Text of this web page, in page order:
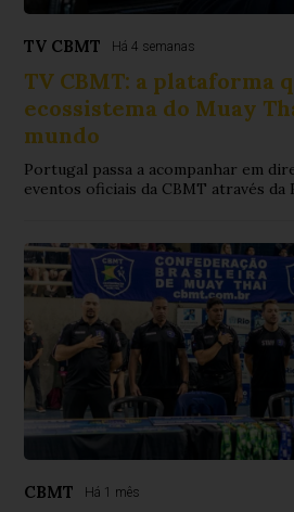
TV CBMT Há 4 semanas
TV CBMT: a plataforma
ecossistema do Muay
mundo
Portugal passa a acompanhar em
eventos oficiais da CBMT através da
CBMT Há 1 mês